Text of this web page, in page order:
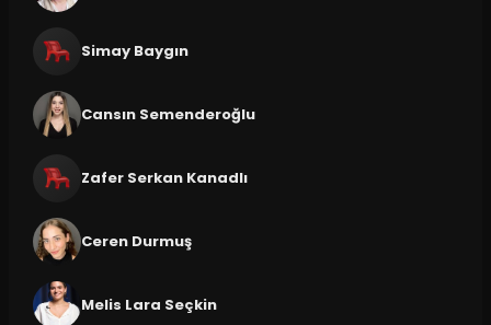
Simay Baygın
Cansın Semenderoğlu
Zafer Serkan Kanadlı
Ceren Durmuş
Melis Lara Seçkin